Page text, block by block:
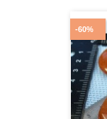
-60%